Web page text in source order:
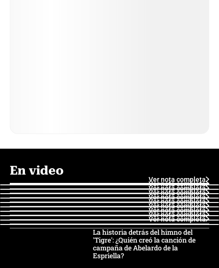
En video
Ver nota completa
Ver nota completa
Ver nota completa
Ver nota completa
Ver nota completa
Ver nota completa
Ver nota completa
Ver nota completa
Ver nota completa
Ver nota completa
La historia detrás del himno del
'Tigre': ¿Quién creó la canción de
campaña de Abelardo de la
Espriella?